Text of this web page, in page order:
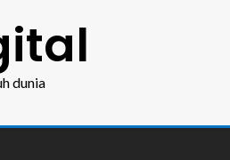
dunia